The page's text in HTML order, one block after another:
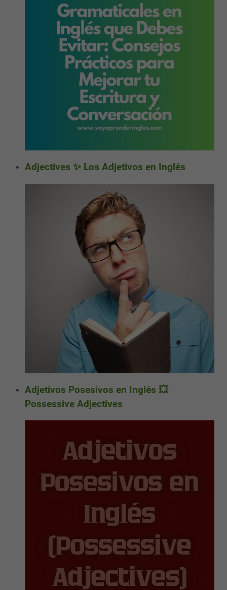
Adjectives ✨ Los Adjetivos en Inglés
Adjetivos Posesivos en Inglés 💥
Possessive Adjectives